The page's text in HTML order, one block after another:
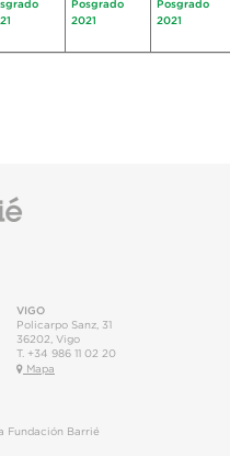
Posgrado
2021
Posgrado
2021
VIGO
Policarpo Sanz, 31
36202 Vigo
T. +34 986 11 02 20
Mapa
Fundación Barrié